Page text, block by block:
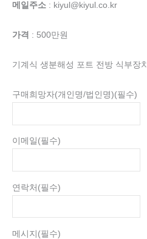
메일주소 : kiyul@kiyul.co.kr
가격 : 500만원
기계식 생분해성 포트 전방 식부장치
구매희망자(개인명/법인명)(필수)
이메일 (필수)
연락처 (필수)
메시지 (필수)